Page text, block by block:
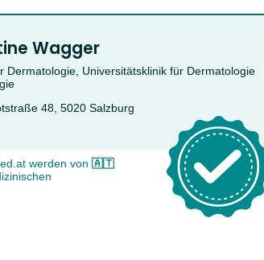
Wagger
Dermatologie, Universitätsklinik für Dermatologie
48, 5020 Salzburg
werden von 🇦🇹